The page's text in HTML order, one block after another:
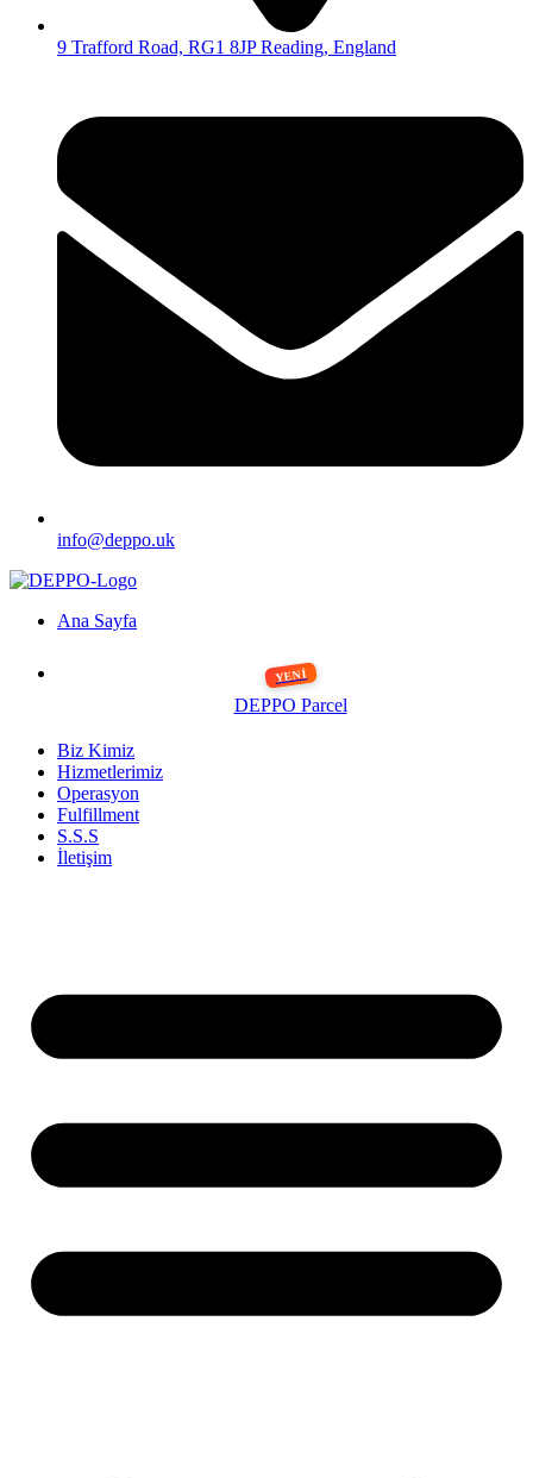
9 Trafford Road, RG1 8JP Reading, England
info@deppo.uk
Ana Sayfa
DEPPO Parcel
Biz Kimiz
Hizmetlerimiz
Operasyon
Fulfillment
S.S.S
İletişim